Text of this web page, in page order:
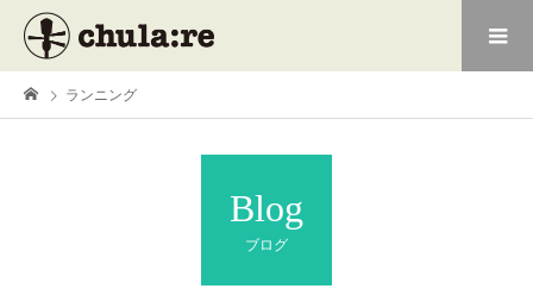
ランニング
Blog
ブログ